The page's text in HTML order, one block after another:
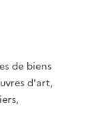
de biens
d'art,